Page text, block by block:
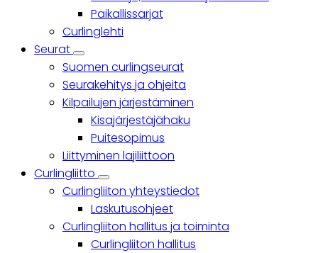
Paikallissarjat
Curlinglehti
Seurat
Seurat
sub-
navigation
Suomen curlingseurat
Seurakehitys ja ohjeita
Kilpailujen järjestäminen
Kisajärjestäjähaku
Puitesopimus
Liittyminen lajiliittoon
Curlingliitto
Curlingliitto
sub-
navigation
Curlingliiton yhteystiedot
Laskutusohjeet
Curlingliiton hallitus ja toiminta
Curlingliiton hallitus